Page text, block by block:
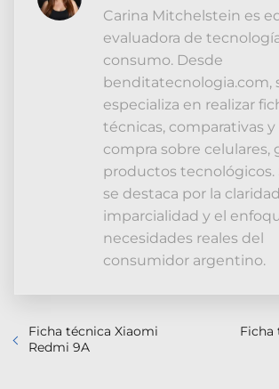
Carina Mitchelstein es
evaluadora de
consumo. Desde
benditatecnologia.com,
especializa en realizar
técnicas, comparativas y
compra sobre celulares,
productos tecnológicos.
se destaca por la
imparcialidad y el
necesidades reales del
consumidor argentino.
Ficha técnica Xiaomi
Redmi 9A
Ficha